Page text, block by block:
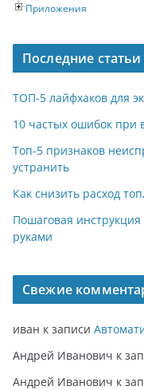
Приложения
Последние статьи
ТОП-5 лайфхаков для
10 частых ошибок при
Топ-5 признаков
устранить
Как снизить расход
Пошаговая инструкция
руками
Свежие
иван к записи
Андрей Иванович к
Андрей Иванович к